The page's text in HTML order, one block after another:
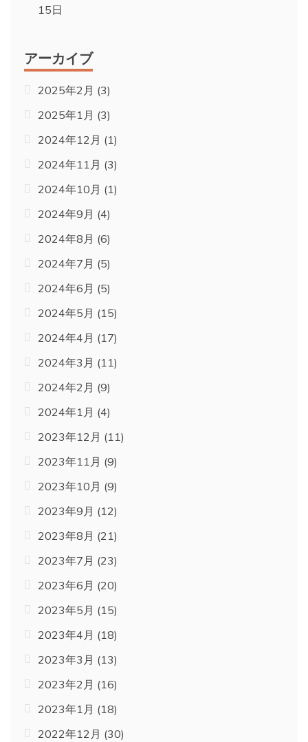
15日
アーカイブ
2025年2月 (3)
2025年1月 (3)
2024年12月 (1)
2024年11月 (3)
2024年10月 (1)
2024年9月 (4)
2024年8月 (6)
2024年7月 (5)
2024年6月 (5)
2024年5月 (15)
2024年4月 (17)
2024年3月 (11)
2024年2月 (9)
2024年1月 (4)
2023年12月 (11)
2023年11月 (9)
2023年10月 (9)
2023年9月 (12)
2023年8月 (21)
2023年7月 (23)
2023年6月 (20)
2023年5月 (15)
2023年4月 (18)
2023年3月 (13)
2023年2月 (16)
2023年1月 (18)
2022年12月 (30)